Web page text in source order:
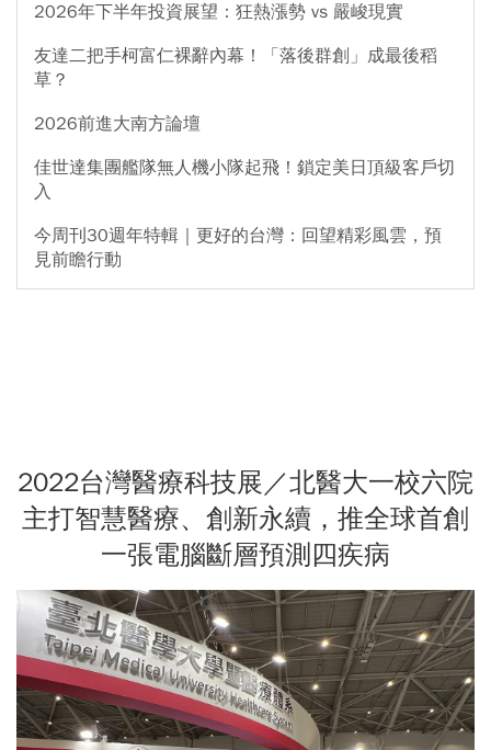
2026年下半年投資展望：狂熱漲勢 vs 嚴峻現實
友達二把手柯富仁裸辭內幕！「落後群創」成最後稻
草？
2026前進大南方論壇
佳世達集團艦隊無人機小隊起飛！鎖定美日頂級客戶切
入
今周刊30週年特輯｜更好的台灣：回望精彩風雲，預
見前瞻行動
2022台灣醫療科技展／北醫大一校六院
主打智慧醫療、創新永續，推全球首創
一張電腦斷層預測四疾病